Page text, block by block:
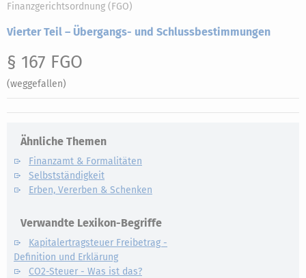
Finanzgerichtsordnung (FGO)
Vierter Teil – Übergangs- und Schlussbestimmungen
§ 167 FGO
(weggefallen)
Ähnliche Themen
Finanzamt & Formalitäten
Selbstständigkeit
Erben, Vererben & Schenken
Verwandte Lexikon-Begriffe
Kapitalertragsteuer Freibetrag -
Definition und Erklärung
CO2-Steuer - Was ist das?